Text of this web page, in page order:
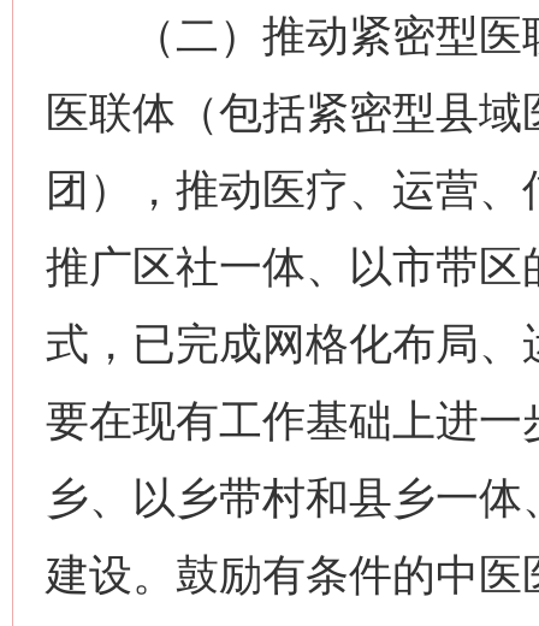
（二）推动紧密型医
医联体（包括紧密型县
团），推动医疗、运营
推广区社一体、以市带
式，已完成网格化布局
要在现有工作基础上进
乡、以乡带村和县乡一
建设。鼓励有条件的中